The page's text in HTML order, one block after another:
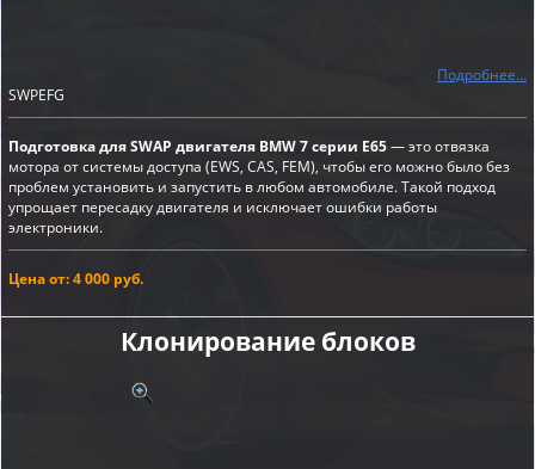
Подробнее...
SWPEFG
Подготовка для SWAP двигателя BMW 7 серии E65— это отвязка
мотора от системы доступа (EWS, CAS, FEM), чтобы его можно было без
проблем установить и запустить в любом автомобиле. Такой подход
упрощает пересадку двигателя и исключает ошибки работы
электроники.
Цена от: 4 000 руб.
Клонирование блоков